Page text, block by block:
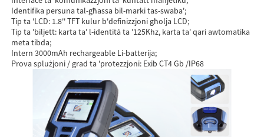
Identifika persuna tal-għassa bil-marki tas-swaba';
Tip ta 'LCD: 1.8'' TFT kulur b'definizzjoni għolja LCD;
Tip ta 'biljett: karta ta' l-identità ta '125Khz, karta ta' qari awtomatika
meta tibda;
Intern 3000mAh rechargeable Li-batterija;
Prova splużjoni / grad ta 'protezzjoni: Exib CT4 Gb /IP68